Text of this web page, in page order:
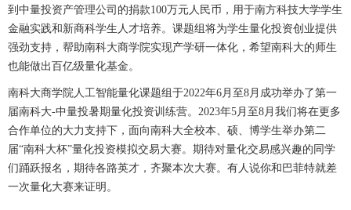
到中量投资产管理公司的捐款100万元人民币，用于南方科技大学学生
金融实践和新商科学生人才培养。课题组将为学生量化投资创业提供
强劲支持，帮助南科大商学院实现产学研一体化，希望南科大的师生
也能做出百亿级量化基金。
南科大商学院人工智能量化课题组于2022年6月至8月成功举办了第一
届南科大-中量投暑期量化投资训练营。2023年5月至8月我们将在更多
合作单位的大力支持下，面向南科大全校本、硕、博学生举办第二
届“南科大杯”量化投资模拟交易大赛。期待对量化交易感兴趣的同学
们踊跃报名，期待各路英才，齐聚本次大赛。有人说你和巴菲特就差
一次量化大赛来证明。